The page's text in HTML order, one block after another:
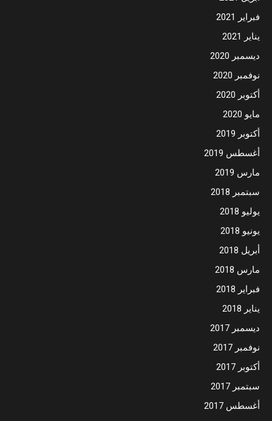
فبراير 2021
يناير 2021
ديسمبر 2020
نوفمبر 2020
أكتوبر 2020
مايو 2020
أكتوبر 2019
أغسطس 2019
مارس 2019
سبتمبر 2018
يوليو 2018
يونيو 2018
أبريل 2018
مارس 2018
فبراير 2018
يناير 2018
ديسمبر 2017
نوفمبر 2017
أكتوبر 2017
سبتمبر 2017
أغسطس 2017